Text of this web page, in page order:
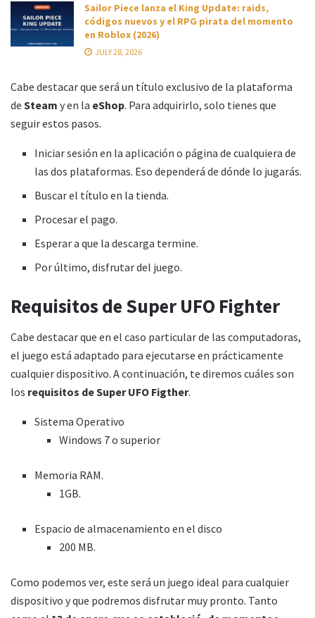
Sailor Piece lanza el King Update: raids,
códigos nuevos y el RPG pirata del momento
en Roblox (2026)
JULY 28, 2026
Cabe destacar que será un título exclusivo de la plataforma
de Steam y en la eShop. Para adquirirlo, solo tienes que
seguir estos pasos.
Iniciar sesión en la aplicación o página de cualquiera de
las dos plataformas. Eso dependerá de dónde lo jugarás.
Buscar el título en la tienda.
Procesar el pago.
Esperar a que la descarga termine.
Por último, disfrutar del juego.
Requisitos de Super UFO Fighter
Cabe destacar que en el caso particular de las computadoras,
el juego está adaptado para ejecutarse en prácticamente
cualquier dispositivo. A continuación, te diremos cuáles son
los requisitos de Super UFO Figther.
Sistema Operativo
Windows 7 o superior
Memoria RAM.
1GB.
Espacio de almacenamiento en el disco
200 MB.
Como podemos ver, este será un juego ideal para cualquier
dispositivo y que podremos disfrutar muy pronto. Tanto